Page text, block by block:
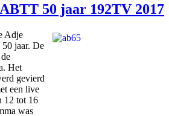
50 jaar 192TV 2017
Adje
jaar. De
Het
gevierd
een live
12 tot 16
was